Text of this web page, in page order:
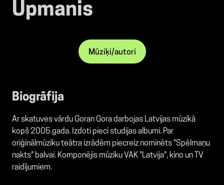
Upmanis
Mūziķi/autori
Biogrāfija
Ar skatuves vārdu Goran Gora darbojas Latvijas mūzikā
kopš 2005.gada. Izdoti pieci studijas albumi. Par
oriģinālmūziku teātra izrādēm piecreiz nominēts "Spēlmaņu
nakts" balvai. Komponējis mūziku VAK "Latvija", kino un TV
raidījumiem.